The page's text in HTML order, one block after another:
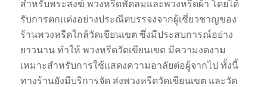
สำหรับพระสงฆ์ พวงหรีดพัดลมและพวงหรีดผ้า โดยได้
รับการตกแต่งอย่างประณีตบรรจงจากผู้เชี่ยวชาญของ
ร้านพวงหรีดใกล้วัดเขียนเขต ซึ่งมีประสบการณ์อย่าง
ยาวนาน ทำให้ พวงหรีดวัดเขียนเขต มีความงดงาม
เหมาะสำหรับการใช้แสดงความอาลัยต่อผู้จากไป ทั้งนี้
ทางร้านยังมีบริการจัด ส่งพวงหรีดวัดเขียนเขต และวัด